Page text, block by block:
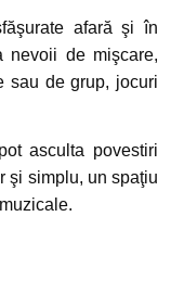
afară şi în
nevoii de mişcare,
sau de grup, jocuri
asculta povestiri
şi simplu, un spaţiu